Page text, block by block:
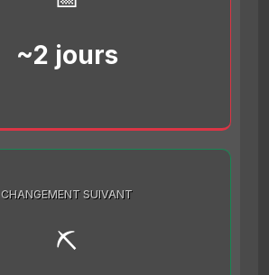
~2 jours
CHANGEMENT SUIVANT
⛏️